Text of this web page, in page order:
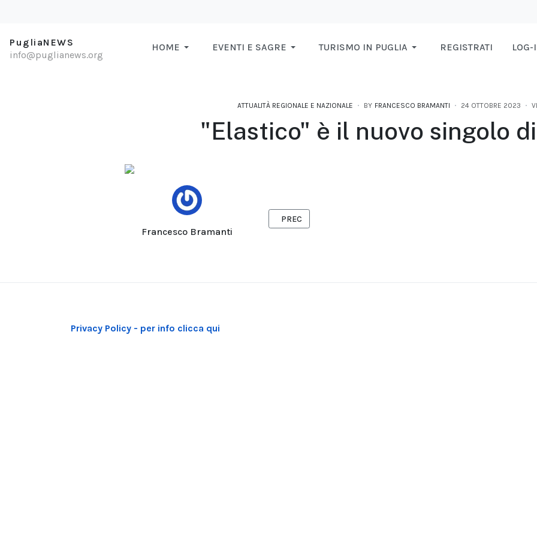
PugliaNEWS
info@puglianews.org
HOME EVENTI E SAGRE TURISMO IN PUGLIA REGISTRATI LOG-
ATTUALITÀ REGIONALE E NAZIONALE BY FRANCESCO BRAMANTI 24 OTTOBRE 2023
"Elastico" è il nuovo singolo
Francesco Bramanti
ARTICOLO PRECEDENTE: SARNEGHERA?: IN USCITA IL NUOVO EP “IL
PREC
Privacy Policy - per info clicca qui